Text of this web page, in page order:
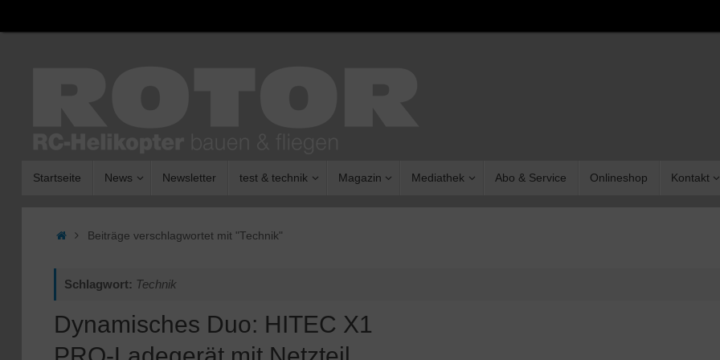
Inhalt
Startseite News Newsletter test & technik Magazin Mediathek Abo & Service Onlineshop Kontakt
StartBeiträge verschlagwortet mit "Technik"
Schlagwort: Technik
Dynamisches Duo: HITEC X1